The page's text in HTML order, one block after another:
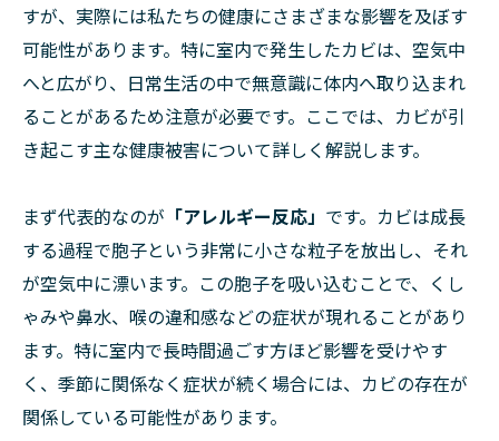
すが、実際には私たちの健康にさまざまな影響を及ぼす
可能性があります。特に室内で発生したカビは、空気中
へと広がり、日常生活の中で無意識に体内へ取り込まれ
ることがあるため注意が必要です。ここでは、カビが引
き起こす主な健康被害について詳しく解説します。
まず代表的なのが 「アレルギー反応」 です。カビは成長
する過程で胞子という非常に小さな粒子を放出し、それ
が空気中に漂います。この胞子を吸い込むことで、くし
ゃみや鼻水、喉の違和感などの症状が現れることがあり
ます。特に室内で長時間過ごす方ほど影響を受けやす
く、季節に関係なく症状が続く場合には、カビの存在が
関係している可能性があります。